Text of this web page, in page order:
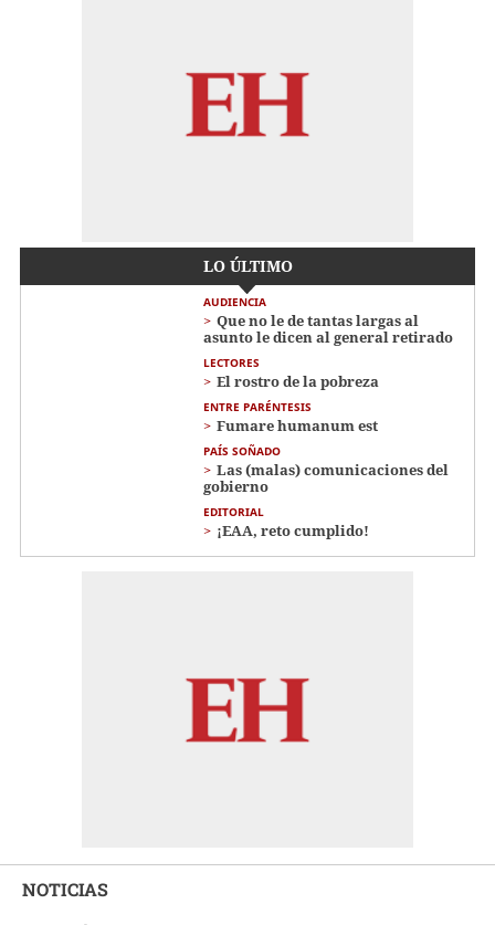
LO ÚLTIMO
AUDIENCIA
Que no le de tantas largas al
asunto le dicen al general retirado
LECTORES
El rostro de la pobreza
ENTRE PARÉNTESIS
Fumare humanum est
PAÍS SOÑADO
Las (malas) comunicaciones del
gobierno
EDITORIAL
¡EAA, reto cumplido!
NOTICIAS